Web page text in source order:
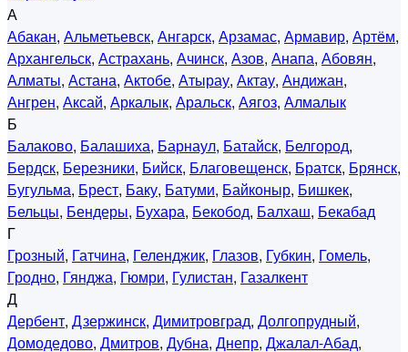
А
Абакан, Альметьевск, Ангарск, Арзамас, Армавир, Артём,
Архангельск, Астрахань, Ачинск, Азов, Анапа, Абовян,
Алматы, Астана, Актобе, Атырау, Актау, Андижан,
Ангрен, Аксай, Аркалык, Аральск, Аягоз, Алмалык
Б
Балаково, Балашиха, Барнаул, Батайск, Белгород,
Бердск, Березники, Бийск, Благовещенск, Братск, Брянск,
Бугульма, Брест, Баку, Батуми, Байконыр, Бишкек,
Бельцы, Бендеры, Бухара, Бекобод, Балхаш, Бекабад
Г
Грозный, Гатчина, Геленджик, Глазов, Губкин, Гомель,
Гродно, Гянджа, Гюмри, Гулистан, Газалкент
Д
Дербент, Дзержинск, Димитровград, Долгопрудный,
Домодедово, Дмитров, Дубна, Днепр, Джалал-Абад,